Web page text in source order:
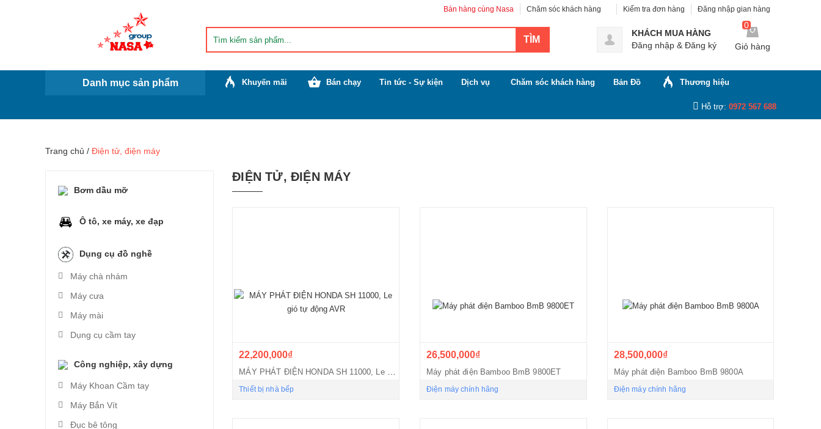
Bán hàng cùng Nasa Chăm sóc khách hàng Kiểm tra đơn hàng Đăng nhập gian hàng
0
Giỏ hàng
KHÁCH MUA HÀNG
Đăng nhập& Đăng ký
Danh mục sản phẩm Khuyến mãi Bán chạy Tin tức - Sự kiện Dịch vụ Chăm sóc khách hàng Bản Đồ Thương hiệu
Hỗ trợ: 0972 567 688
Trang chủ / Điện tử, điện máy
Bơm dầu mỡ
Ô tô, xe máy, xe đạp
Dụng cụ đồ nghề
Máy chà nhám
Máy cưa
Máy mài
Dụng cụ cầm tay
Công nghiệp, xây dựng
Máy Khoan Cầm tay
Máy Bắn Vít
Đục bê tông
ĐIỆN TỬ, ĐIỆN MÁY
22,200,000₫
Thiết bị nhà bếp
26,500,000₫
Máy phát điện Bamboo BmB 9800ET
Điện máy chính hãng
28,500,000₫
Máy phát điện Bamboo BmB 9800A
Điện máy chính hãng